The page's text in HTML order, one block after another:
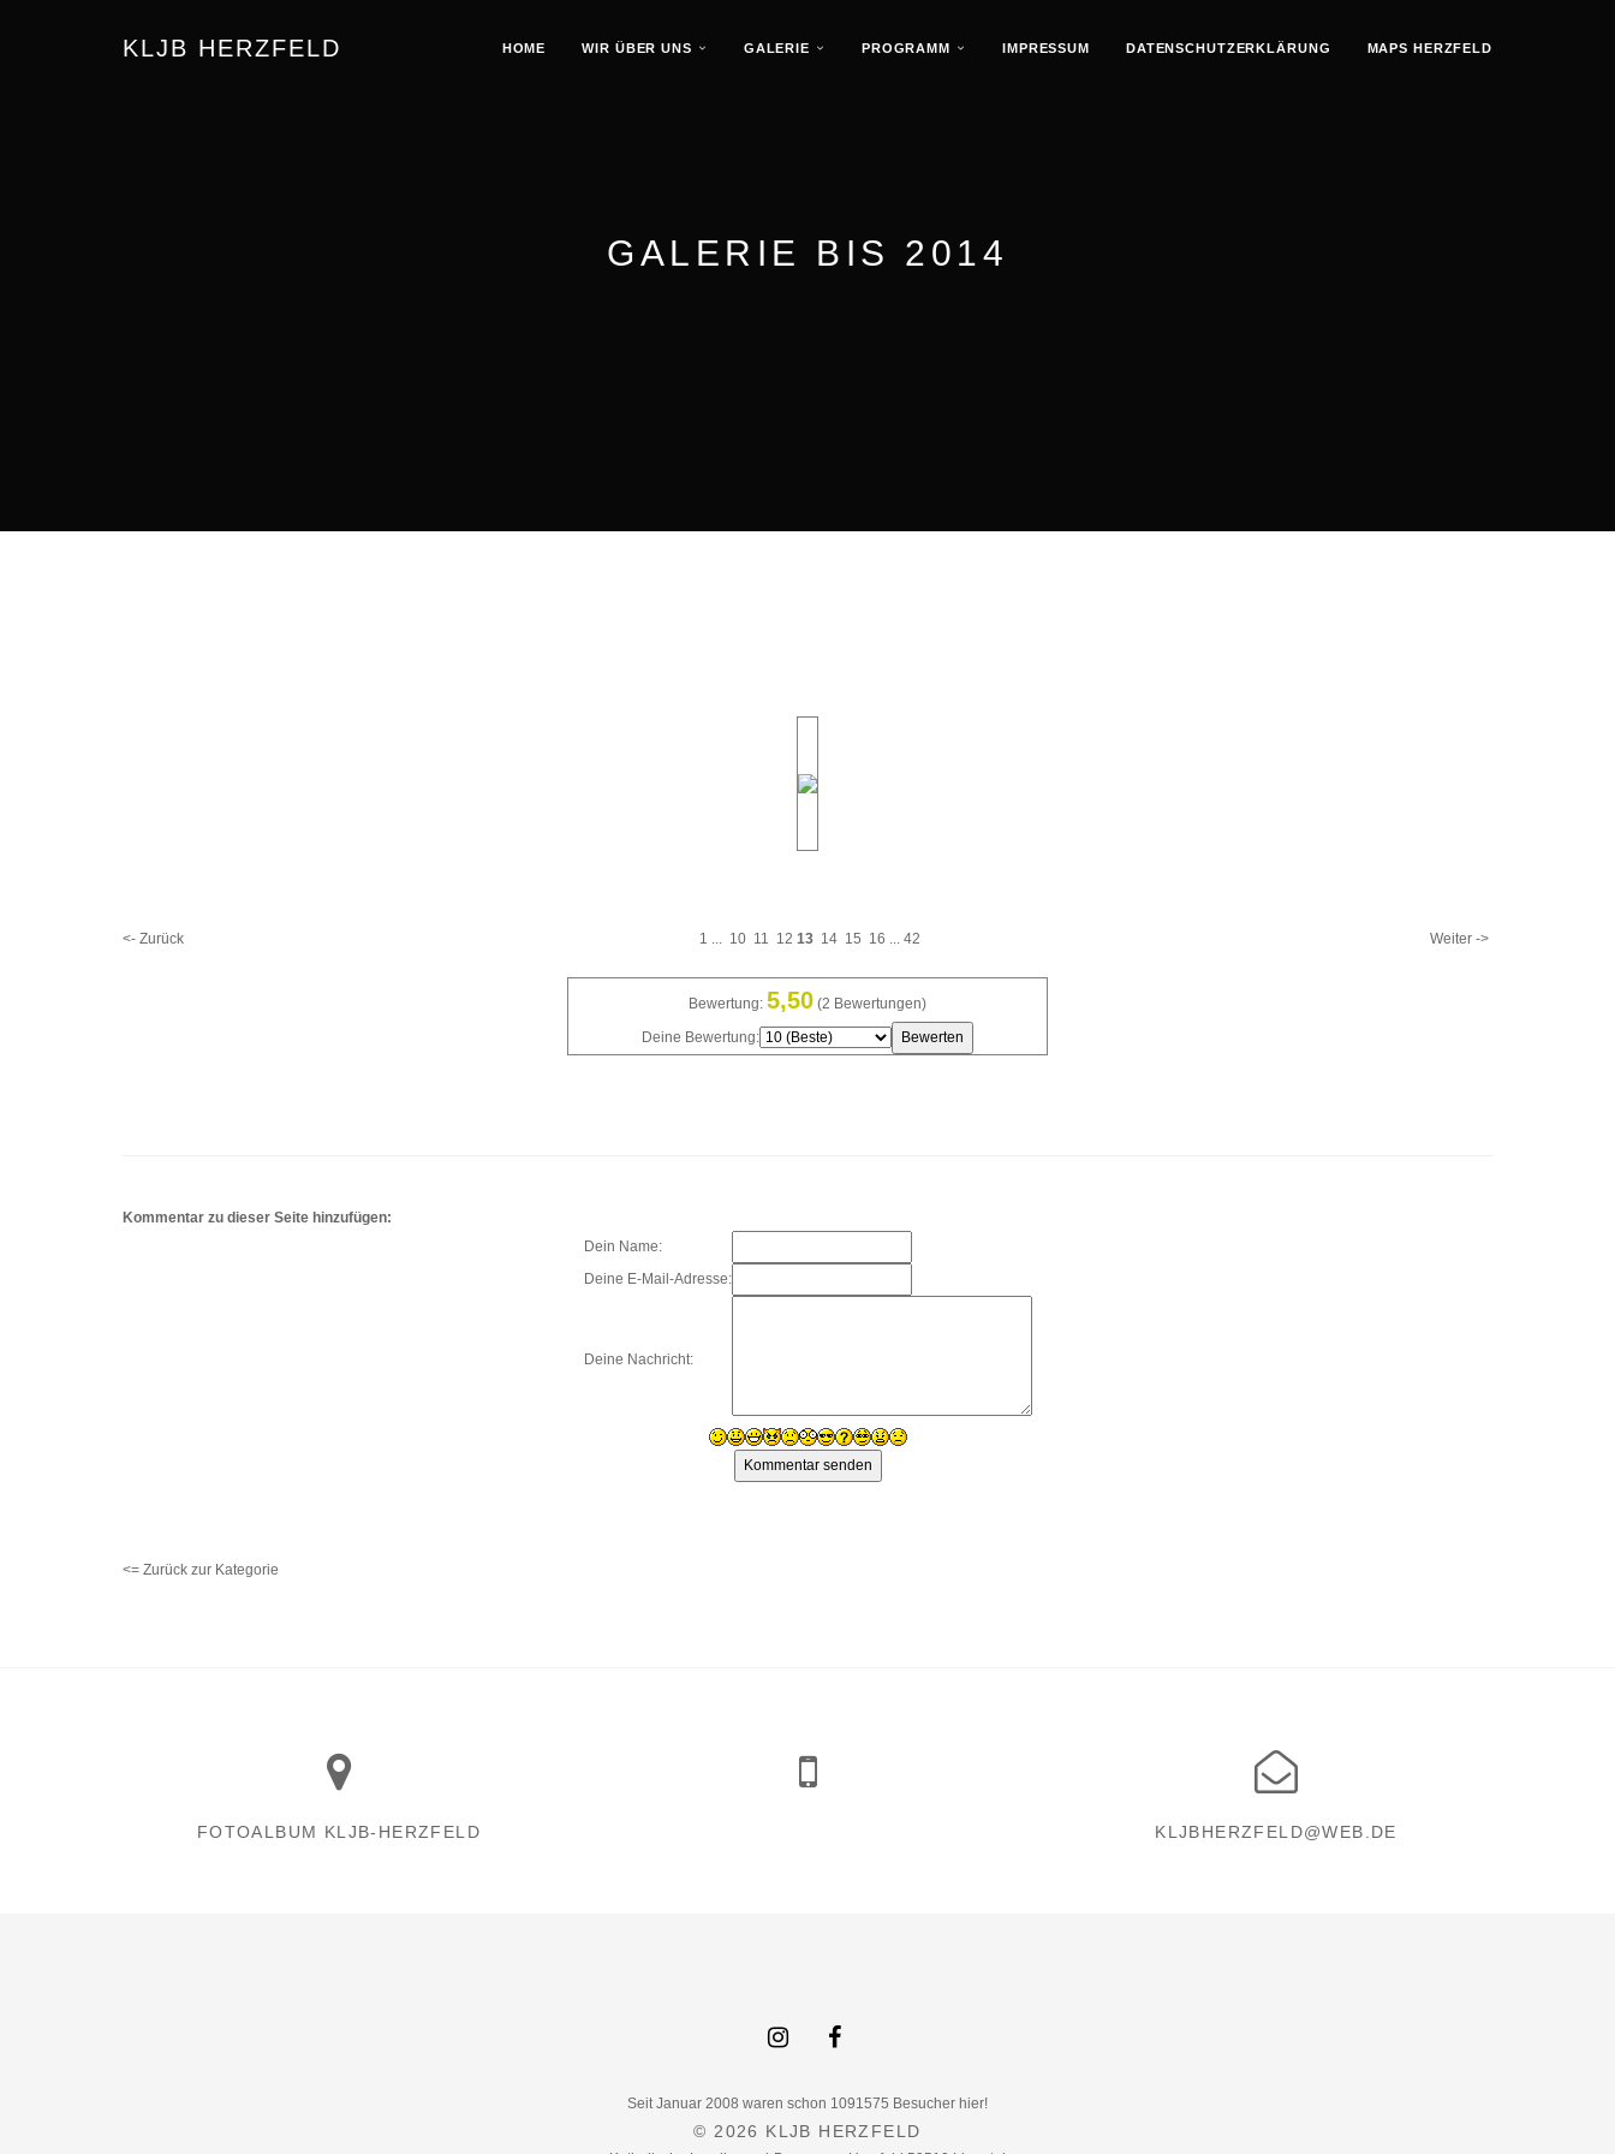
KLJB HERZFELD HOME WIR ÜBER UNS GALERIE PROGRAMM IMPRESSUM DATENSCHUTZERKLÄRUNG MAPS HERZFELD
GALERIE BIS 2014
<- Zurück 1 ... 10 11 12 13 14 15 16 ... 42 Weiter ->
Bewertung: 5,50 (2 Bewertungen)
Deine Bewertung:
Kommentar zu dieser Seite hinzufügen:
Dein Name:
Deine E-Mail-Adresse:
Deine Nachricht:
<= Zurück zur Kategorie
FOTOALBUM KLJB-HERZFELD KLJBHERZFELD@WEB.DE
Seit Januar 2008 waren schon 1091575 Besucher hier!
© 2026 KLJB HERZFELD